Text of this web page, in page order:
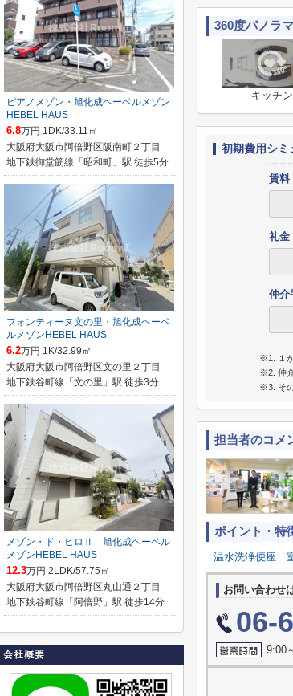
360度パノラ
キッチン
初期費用シミ
賃料
礼金
仲
※1. １
※2. 仲
※3. そ
担当者のコメ
ポイント・特
温水洗浄便座
お問い合わせ
06-
9:00
ピアノメゾン・旭化成ヘーベルメゾン
HEBEL HAUS
6.8万円 1DK/33.11㎡
大阪府大阪市阿倍野区阪南町２丁目
地下鉄御堂筋線「昭和町」駅 徒歩5分
フォンティーヌ文の里・旭化成ヘーベ
ルメゾンHEBEL HAUS
6.2万円 1K/32.99㎡
大阪府大阪市阿倍野区文の里２丁目
地下鉄谷町線「文の里」駅 徒歩3分
メゾン・ド・ヒロⅡ 旭化成ヘーベル
メゾンHEBEL HAUS
12.3万円 2LDK/57.75㎡
大阪府大阪市阿倍野区丸山通２丁目
地下鉄谷町線「阿倍野」駅 徒歩14分